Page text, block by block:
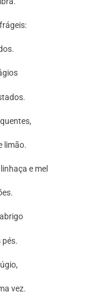
limão.
e mel
pés.
vez.